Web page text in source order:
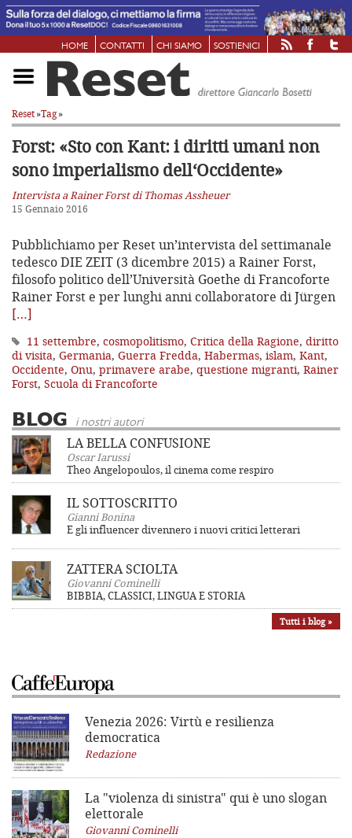
HOME CONTATTI CHI SIAMO SOSTIENICI
Reset»Tag»
Forst: «Sto con Kant: i diritti umaninon
sono imperialismo dell‘Occidente»
Intervista a Rainer Forst di Thomas Assheuer
15 Gennaio 2016
Pubblichiamo per Reset un’intervista del settimanale
tedesco DIE ZEIT (3 dicembre 2015) a Rainer Forst,
filosofo politico dell’Università Goethe di Francoforte
Rainer Forst e per lunghi anni collaboratore di Jürgen
[…]
11 settembre, cosmopolitismo, Critica della Ragione, diritto
di visita, Germania, Guerra Fredda, Habermas, islam, Kant,
Occidente, Onu, primavere arabe, questione migranti, Rainer
Forst, Scuola di Francoforte
BLOG i nostri autori
LA BELLA CONFUSIONE
Oscar Iarussi
Theo Angelopoulos, il cinema come respiro
IL SOTTOSCRITTO
Gianni Bonina
E gli influencer divennero i nuovi critici letterari
ZATTERA SCIOLTA
Giovanni Cominelli
BIBBIA, CLASSICI, LINGUA E STORIA
Tutti i blog »
Venezia 2026: Virtù e resilienza
democratica
Redazione
La "violenza di sinistra" qui è uno slogan
elettorale
Giovanni Cominelli